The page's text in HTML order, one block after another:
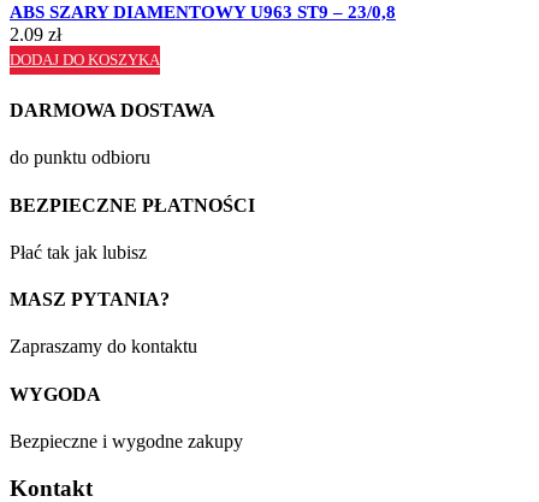
ABS SZARY DIAMENTOWY U963 ST9 – 23/0,8
2.09 zł
DODAJ DO KOSZYKA
DARMOWA DOSTAWA
do punktu odbioru
BEZPIECZNE PŁATNOŚCI
Płać tak jak lubisz
MASZ PYTANIA?
Zapraszamy do kontaktu
WYGODA
Bezpieczne i wygodne zakupy
Kontakt